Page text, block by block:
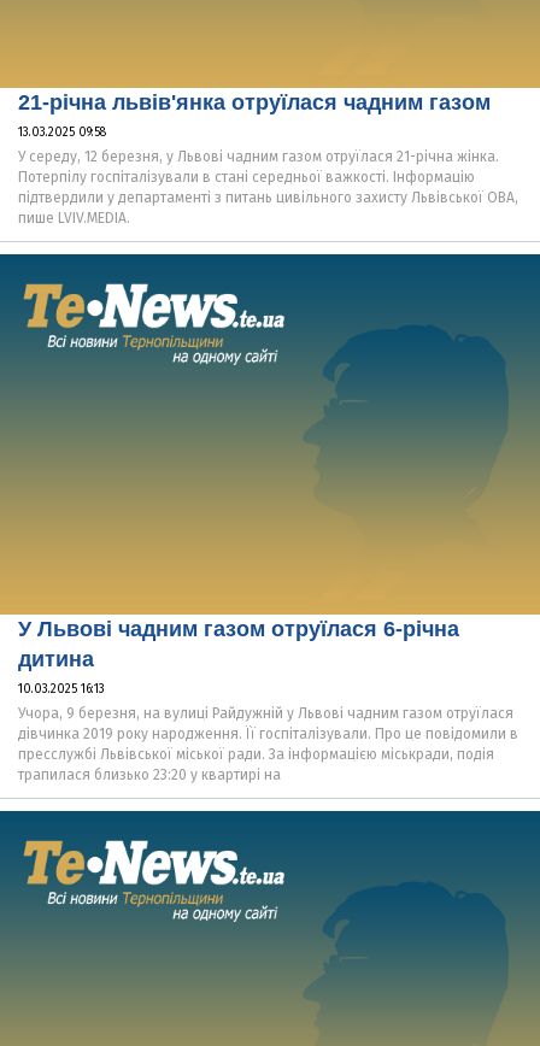
21-річна львів'янка отруїлася чадним газом
13.03.2025 09:58
У середу, 12 березня, у Львові чадним газом отруїлася 21-річна жінка.
Потерпілу госпіталізували в стані середньої важкості. Інформацію
підтвердили у департаменті з питань цивільного захисту Львівської ОВА,
пише LVIV.MEDIA.
У Львові чадним газом отруїлася 6-річна
дитина
10.03.2025 16:13
Учора, 9 березня, на вулиці Райдужній у Львові чадним газом отруїлася
дівчинка 2019 року народження. Її госпіталізували. Про це повідомили в
пресслужбі Львівської міської ради. За інформацією міськради, подія
трапилася близько 23:20 у квартирі на